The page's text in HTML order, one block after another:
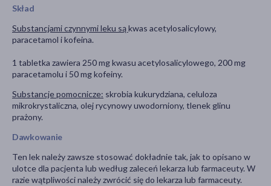
Skład
Substancjami czynnymi leku sąkwas acetylosalicylowy,
paracetamol i kofeina.
1 tabletka zawiera 250 mg kwasu acetylosalicylowego, 200 mg
paracetamolu i 50 mg kofeiny.
Substancje pomocnicze: skrobia kukurydziana, celuloza
mikrokrystaliczna, olej rycynowy uwodorniony, tlenek glinu
prażony.
Dawkowanie
Ten lek należy zawsze stosować dokładnie tak, jak to opisano w
ulotce dla pacjenta lub według zaleceń lekarza lub farmaceuty. W
razie wątpliwości należy zwrócić się do lekarza lub farmaceuty.